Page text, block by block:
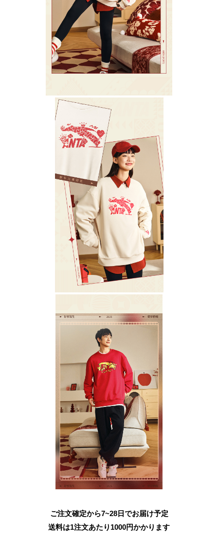
ご注文確定から7~28日でお届け予定
送料は1注文あたり 1000円かかります